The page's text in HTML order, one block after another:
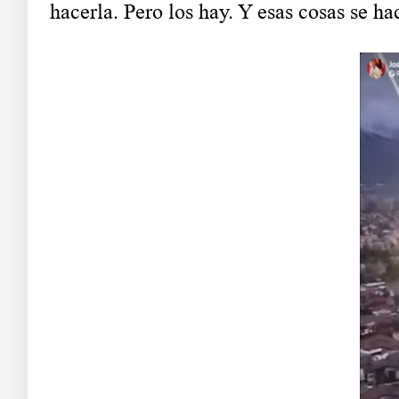
hacerla. Pero los hay. Y esas cosas se